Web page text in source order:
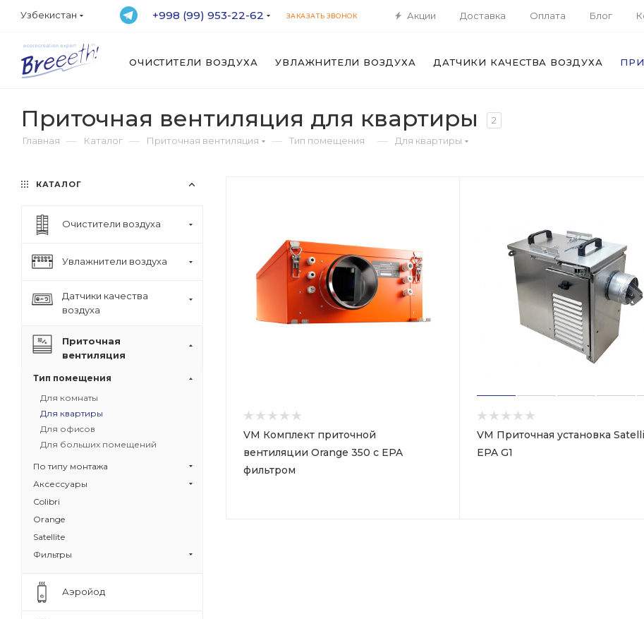
Узбекистан +998 (99) 953-22-62 ЗАКАЗАТЬ ЗВОНОК Акции Доставка Оплата Блог
ОЧИСТИТЕЛИ ВОЗДУХА УВЛАЖНИТЕЛИ ВОЗДУХА ДАТЧИКИ КАЧЕСТВА ВОЗДУХА
Приточная вентиляция для квартиры
2
Главная
— Каталог — Приточная вентиляция — Тип помещения — Для квартиры
VM Комплект приточной
вентиляции Orange 350 с EPA
фильтром
VM Приточная установка
EPA G1
КАТАЛОГ
Очистители воздуха
Увлажнители воздуха
Датчики качества
воздуха
Приточная
вентиляция
Тип помещения
Для комнаты
Для квартиры
Для офиcов
Для больших помещений
По типу монтажа
Аксессуары
Colibri
Orange
Satellite
Фильтры
Аэройод